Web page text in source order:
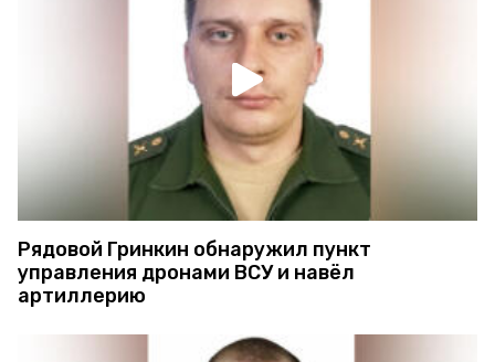
Рядовой Гринкин обнаружил пункт
управления дронами ВСУ и навёл
артиллерию